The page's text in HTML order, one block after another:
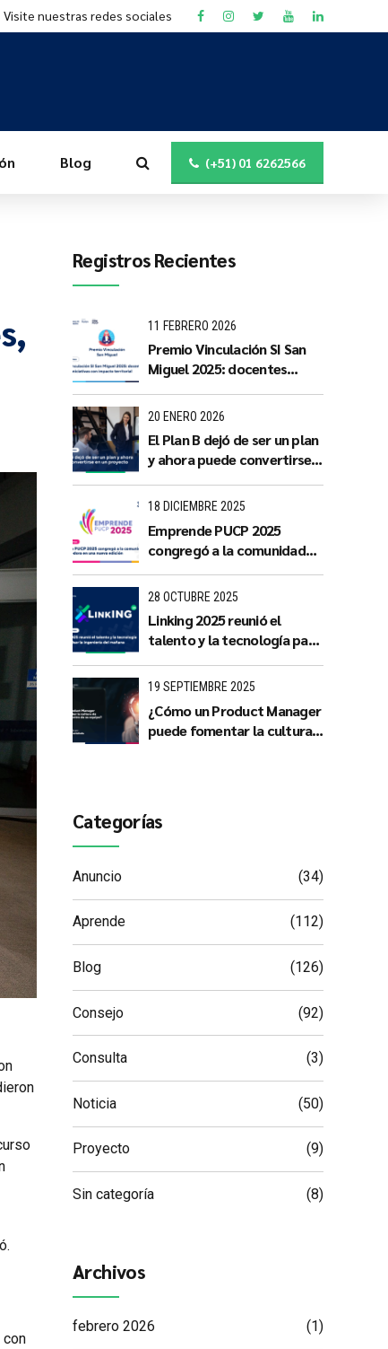
Visite nuestras redes sociales
(+51) 01 6262566
Blog
con
Registros Recientes
11 FEBRERO 2026
Premio Vinculación SI San
Miguel 2025: docentes
con impacto territorial
20 ENERO 2026
El Plan B dejó de ser un plan
y ahora puede convertirse
18 DICIEMBRE 2025
Emprende PUCP 2025
congregó a la comunidad
nueva edición
28 OCTUBRE 2025
Linking 2025 reunió el
talento y la tecnología para
mañana
19 SEPTIEMBRE 2025
¿Cómo un Product Manager
puede fomentar la cultura
Categorías
Anuncio (34)
Aprende (112)
Blog (126)
Consejo (92)
Consulta (3)
Noticia (50)
Proyecto (9)
Sin categoría (8)
Archivos
febrero 2026 (1)